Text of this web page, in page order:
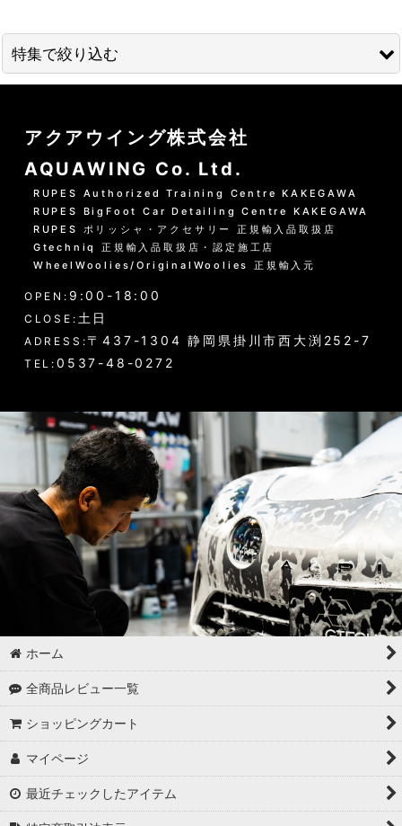
並び順 :
特集で絞り込む
水洗いの方法
グリーンシャンプー洗車の方法
PHリフレッシュシャンプー洗車
黒い筋状の水垢・古い保護層
ホイール・タイヤの洗浄
エンジンルーム・タイヤハウスなど
ドア・トランクの内側（インナー）の洗浄
ゴムパーツの洗浄
各パーツの脱脂
02 -------------------
ボディコーティング（通常カラー）
ボディコーティング（マットカラー）
アルミホイールコーティング（クリアーコートなし アルミ素地
）
アルミホイールコーティング（メッキ・スパッタリング）
アルミホイールコーティング（艶消〜半艶 マットカラー）
アルミホイールコーティング（クリアーなし ソリッドカラー塗
アクアウイング株式会社
AQUAWING Co. Ltd.
RUPES Authorized Training Centre KAKEGAWA
RUPES BigFoot Car Detailing Centre KAKEGAWA
RUPES ポリッシャ・アクセサリー 正規輸入品取扱店
Gtechniq 正規輸入品取扱店・認定施工店
WheelWoolies/OriginalWoolies 正規輸入元
OPEN: 9:00-18:00
CLOSE: 土日
ADRESS: 〒437-1304 静岡県掛川市西大渕252-7
TEL: 0537-48-0272
ホーム
全商品レビュー一覧
ショッピングカート
マイページ
最近チェックしたアイテム